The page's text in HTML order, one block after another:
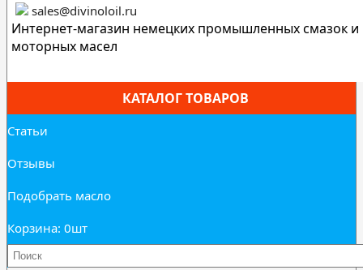
sales@divinoloil.ru
Интернет-магазин немецких промышленных смазок и
моторных масел
КАТАЛОГ ТОВАРОВ
Статьи
Отзывы
Подобрать масло
Корзина: 0шт